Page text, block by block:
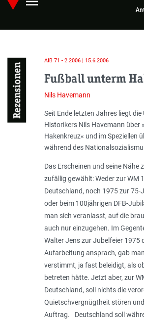
Skip
main
Hauptmenü
Rezensionen
AIB 71 - 2.2006 | 15.6.2006
Fußball unterm
Nils Havemann
Einleitung
Seit Ende letzten Jahres liegt
Historikers Nils Havemann über
Hakenkreuz« und im Speziellen
während des
Das Erscheinen und seine Nähe
zufällig gewählt: Weder zur WM
Deutschland, noch 1975 zur 75-
oder beim 100jährigen DFB-
man sich veranlasst, auf die
auch nur einzugehen. Im
Walter Jens zur Jubelfeier 1975
Aufarbeitung ansprach, gab
verstimmt, ja fast beleidigt, als
betreten hätte. Jetzt aber, zur
Deutschland, soll nichts die
Quietschvergnügtheit stören
Auftrag. Deutschland soll